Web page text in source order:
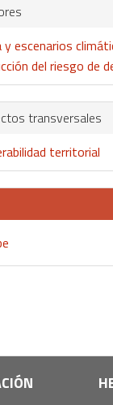
y escenarios
del riesgo de
transversales
territorial